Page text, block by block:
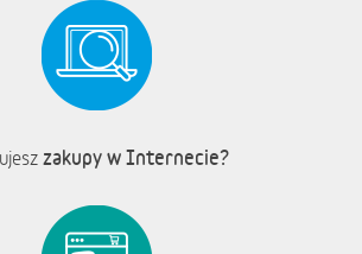
zakupy w Internecie?